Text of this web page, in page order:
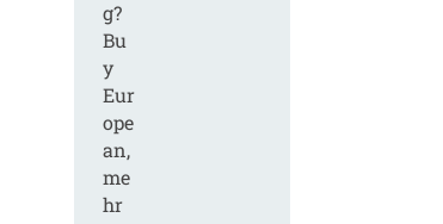
g?
Bu
y
Eur
ope
an,
me
hr